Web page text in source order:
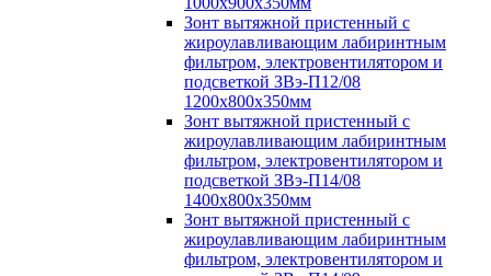
Зонт вытяжной пристенный с
жироулавливающим лабиринтным
фильтром, электровентилятором и
подсветкой ЗВэ-П12/08
1200х800х350мм
Зонт вытяжной пристенный с
жироулавливающим лабиринтным
фильтром, электровентилятором и
подсветкой ЗВэ-П14/08
1400х800х350мм
Зонт вытяжной пристенный с
жироулавливающим лабиринтным
фильтром, электровентилятором и